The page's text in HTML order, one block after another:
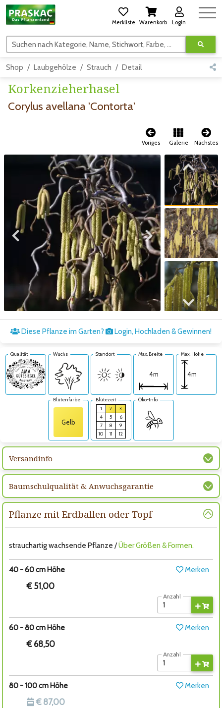
Merkliste Warenkorb Login
Suchen nach Kategorie, Name, Stichwort, Farbe, usw.
Shop Laubgehölze Strauch Detail
Korkenzieherhasel
Corylus avellana 'Contorta'
Voriges Galerie Nächstes
Zum vorigen Bild Zum nächsten Bild
Zum vorigen Bild
Zum nächsten Bild
Diese Pflanze im Garten? Login, Hochladen & Gewinnen!
Qualität Wuchs Standort Max. Breite
4m
Max. Höhe
4m
Blütenfarbe
Gelb
Blütezeit
1
2
3
4
5
6
7
8
9
10
11 12
Öko-Info
Versandinfo
Baumschulqualität & Anwuchsgarantie
Pflanze mit Erdballen oder Topf
strauchartig wachsende Pflanze /Über Größen & Formen.
40 - 60 cm Höhe Merken
€ 51,00
Anzahl
60 - 80 cm Höhe Merken
€ 68,50
Anzahl
80 - 100 cm Höhe Merken
€ 87,00